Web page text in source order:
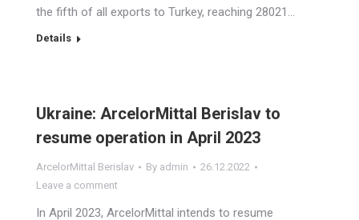
the fifth of all exports to Turkey, reaching 28021…
Details
Ukraine: ArcelorMittal Berislav to
resume operation in April 2023
ArcelorMittal Berislav By admin
26.12.2022
Leave a comment
In April 2023, ArcelorMittal intends to resume